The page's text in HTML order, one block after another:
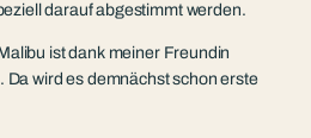
darauf abgestimmt werden.
ist dank meiner Freundin
Da wird es demnächst schon erste